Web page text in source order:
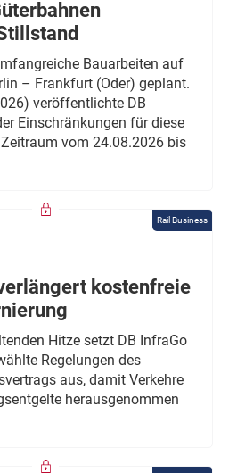
Bauarbeiten auf
– Frankfurt (Oder) geplant.
veröffentlichte DB
Einschränkungen für diese
vom 24.08.2026 bis
Rail Business
kostenfreie
Hitze setzt DB InfraGo
Regelungen des
aus, damit Verkehre
herausgenommen